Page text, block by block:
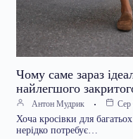
Чому саме зараз
найлегшого
Антон Мудрик Сер
Хоча кросівки для
нерідко потребує…